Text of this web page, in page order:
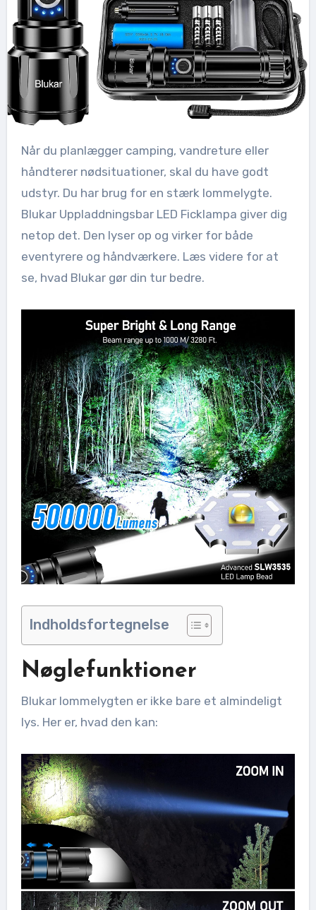
Når du planlægger camping, vandreture eller
håndterer nødsituationer, skal du have godt
udstyr. Du har brug for en stærk lommelygte.
Blukar Uppladdningsbar LED Ficklampa giver dig
netop det. Den lyser op og virker for både
eventyrere og håndværkere. Læs videre for at
se, hvad Blukar gør din tur bedre.
Indholdsfortegnelse
Nøglefunktioner
Blukar lommelygten er ikke bare et almindeligt
lys. Her er, hvad den kan: